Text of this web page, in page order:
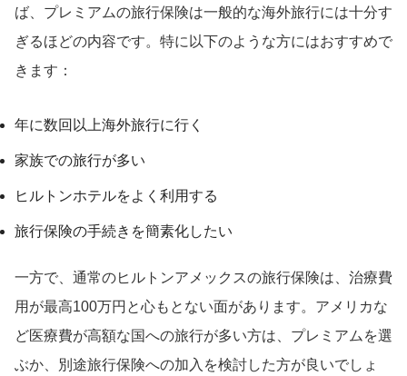
ば、プレミアムの旅行保険は一般的な海外旅行には十分す
ぎるほどの内容です。特に以下のような方にはおすすめで
きます：
年に数回以上海外旅行に行く
家族での旅行が多い
ヒルトンホテルをよく利用する
旅行保険の手続きを簡素化したい
一方で、通常のヒルトンアメックスの旅行保険は、治療費
用が最高100万円と心もとない面があります。アメリカな
ど医療費が高額な国への旅行が多い方は、プレミアムを選
ぶか、別途旅行保険への加入を検討した方が良いでしょ